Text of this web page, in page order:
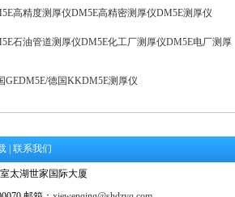
高精度测厚仪DM5E高精密测厚仪DM5E测厚仪
石油管道测厚仪DM5E化工厂测厚仪DM5E电厂测厚
GEDM5E/德国KKDM5E测厚仪
联系我们
太湖世家国际大厦